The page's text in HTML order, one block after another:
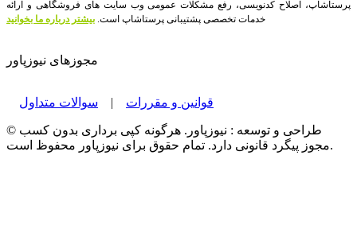
پرستاشاپ، اصلاح کدنویسی، رفع مشکلات عمومی وب سایت های فروشگاهی و ارائه
خدمات تخصصی پشتیبانی پرستاشاپ است. بیشتر درباره ما بخوانید
مجوزهای نیوزپاور
قوانین و مقررات | سوالات متداول
© طراحی و توسعه : نیوزپاور. هرگونه کپی برداری بدون کسب
مجوز پیگرد قانونی دارد. تمام حقوق برای نیوزپاور محفوظ است.